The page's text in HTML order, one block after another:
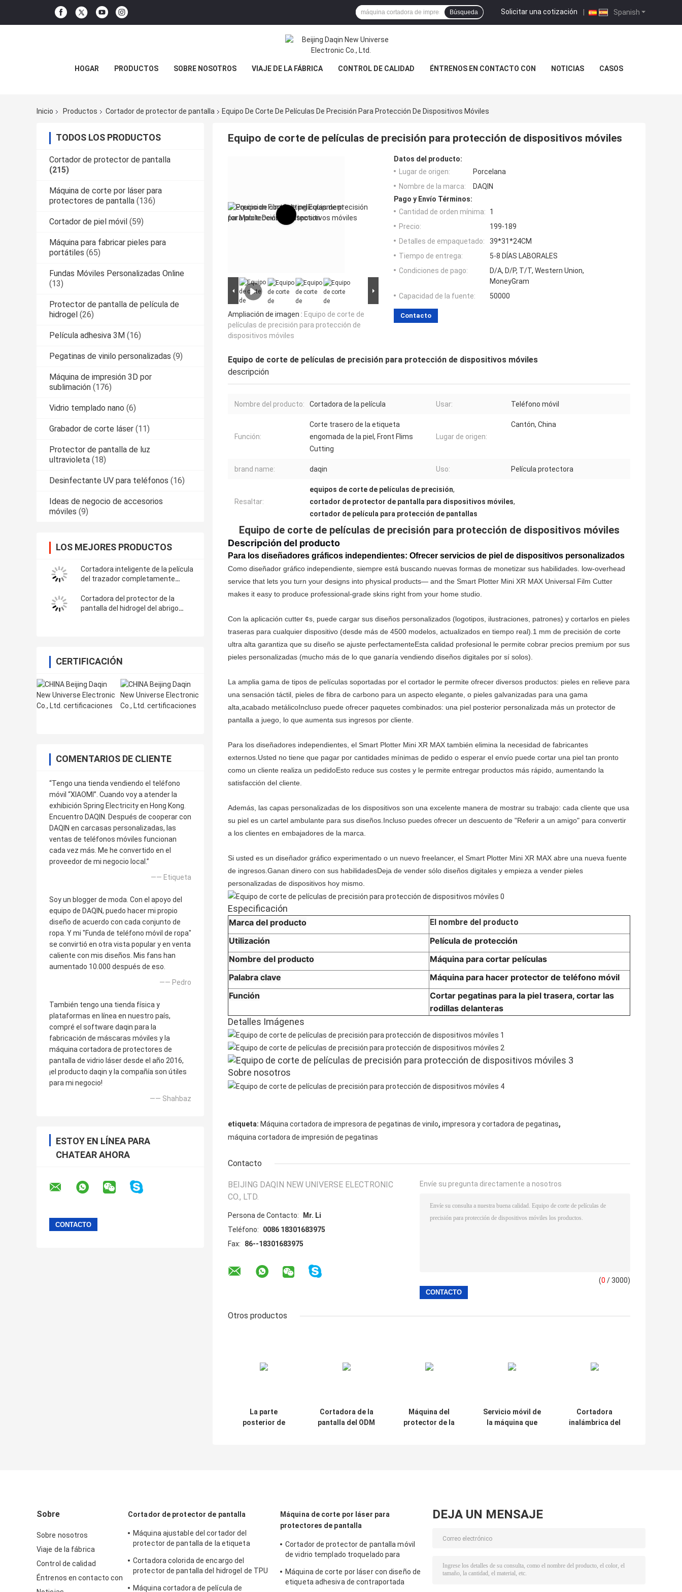
Spanish
Solicitar una cotización |
Búsqueda
HOGAR PRODUCTOS SOBRE NOSOTROS VIAJE DE LA FÁBRICA CONTROL DE CALIDAD ÉNTRENOS EN CONTACTO CON NOTICIAS CASOS
Inicio Productos Cortador de protector de pantalla Equipo De Corte De Películas De Precisión Para Protección De Dispositivos Móviles
TODOS LOS PRODUCTOS
Cortador de protector de pantalla
(215)
Máquina de corte por láser para
protectores de pantalla (136)
Cortador de piel móvil (59)
Máquina para fabricar pieles para
portátiles (65)
Fundas Móviles Personalizadas Online
(13)
Protector de pantalla de película de
hidrogel (26)
Película adhesiva 3M (16)
Pegatinas de vinilo personalizadas (9)
Máquina de impresión 3D por
sublimación (176)
Vidrio templado nano (6)
Grabador de corte láser (11)
Protector de pantalla de luz
ultravioleta (18)
Desinfectante UV para teléfonos (16)
Ideas de negocio de accesorios
móviles (9)
LOS MEJORES PRODUCTOS
Cortadora inteligente de la película
del trazador completamente
engomada del vinilo con Wifi
Bluetooth
Cortadora del protector de la
pantalla del hidrogel del abrigo
CERTIFICACIÓN
COMENTARIOS DE CLIENTE
“Tengo una tienda vendiendo el teléfono
móvil “XIAOMI”. Cuando voy a atender la
exhibición Spring Electricity en Hong Kong.
Encuentro DAQIN. Después de cooperar con
DAQIN en carcasas personalizadas, las
ventas de teléfonos móviles funcionan
cada vez más. Me he convertido en el
proveedor de mi negocio local.”
—— Etiqueta
Soy un blogger de moda. Con el apoyo del
equipo de DAQIN, puedo hacer mi propio
diseño de acuerdo con cada conjunto de
ropa. Y mi "Funda de teléfono móvil de ropa"
se convirtió en otra vista popular y en venta
caliente con mis diseños. Mis fans han
aumentado 10.000 después de eso.
—— Pedro
También tengo una tienda física y
plataformas en línea en nuestro país,
compré el software daqin para la
fabricación de máscaras móviles y la
máquina cortadora de protectores de
pantalla de vidrio láser desde el año 2016,
¡el producto daqin y la compañía son útiles
para mi negocio!
—— Shahbaz
ESTOY EN LÍNEA PARA
CHATEAR AHORA
Equipo de corte de películas de precisión para protección de dispositivos móviles
Ampliación de imagen : Equipo de corte de
películas de precisión para protección de
dispositivos móviles
Datos del producto:
Lugar de origen:
Porcelana
Nombre de la marca:
DAQIN
Pago y Envío Términos:
Cantidad de orden mínima:
1
Precio:
199-189
Detalles de empaquetado:
39*31*24CM
Tiempo de entrega:
5-8 DÍAS LABORALES
Condiciones de pago:
D/A, D/P, T/T, Western Union,
MoneyGram
Capacidad de la fuente:
50000
Contacto
Equipo de corte de películas de precisión para protección de dispositivos móviles
descripción
Nombre del producto: Cortadora de la película Usar: Teléfono móvil
Función:
Corte trasero de la etiqueta
engomada de la piel, Front Flims
Cutting
Lugar de origen:
Cantón, China
brand name: daqin Uso: Película protectora
Resaltar:
equipos de corte de películas de precisión,
cortador de protector de pantalla para dispositivos móviles,
cortador de película para protección de pantallas
Equipo de corte de películas de precisión para protección de dispositivos móviles
Descripción del producto
Para los diseñadores gráficos independientes: Ofrecer servicios de piel de dispositivos personalizados
Como diseñador gráfico independiente, siempre está buscando nuevas formas de monetizar sus habilidades. low-overhead
service that lets you turn your designs into physical products— and the Smart Plotter Mini XR MAX Universal Film Cutter
makes it easy to produce professional-grade skins right from your home studio.
Con la aplicación cutter ¢s, puede cargar sus diseños personalizados (logotipos, ilustraciones, patrones) y cortarlos en pieles
traseras para cualquier dispositivo (desde más de 4500 modelos, actualizados en tiempo real).1 mm de precisión de corte
ultra alta garantiza que su diseño se ajuste perfectamenteEsta calidad profesional le permite cobrar precios premium por sus
pieles personalizadas (mucho más de lo que ganaría vendiendo diseños digitales por sí solos).
La amplia gama de tipos de películas soportadas por el cortador le permite ofrecer diversos productos: pieles en relieve para
una sensación táctil, pieles de fibra de carbono para un aspecto elegante, o pieles galvanizadas para una gama
alta,acabado metálicoIncluso puede ofrecer paquetes combinados: una piel posterior personalizada más un protector de
pantalla a juego, lo que aumenta sus ingresos por cliente.
Para los diseñadores independientes, el Smart Plotter Mini XR MAX también elimina la necesidad de fabricantes
externos.Usted no tiene que pagar por cantidades mínimas de pedido o esperar el envío puede cortar una piel tan pronto
como un cliente realiza un pedidoEsto reduce sus costes y le permite entregar productos más rápido, aumentando la
satisfacción del cliente.
Además, las capas personalizadas de los dispositivos son una excelente manera de mostrar su trabajo: cada cliente que usa
su piel es un cartel ambulante para sus diseños.Incluso puedes ofrecer un descuento de "Referir a un amigo" para convertir
a los clientes en embajadores de la marca.
Si usted es un diseñador gráfico experimentado o un nuevo freelancer, el Smart Plotter Mini XR MAX abre una nueva fuente
de ingresos.Ganan dinero con sus habilidadesDeja de vender sólo diseños digitales y empieza a vender pieles
personalizadas de dispositivos hoy mismo.
Especificación
Marca del producto El nombre del producto
Utilización
Película de protección
Nombre del producto
Máquina para cortar películas
Palabra clave
Máquina para hacer protector de teléfono móvil
Función
Cortar pegatinas para la piel trasera, cortar las
rodillas delanteras
Detalles Imágenes
Sobre nosotros
etiqueta: Máquina cortadora de impresora de pegatinas de vinilo, impresora y cortadora de pegatinas,
máquina cortadora de impresión de pegatinas
Contacto
BEIJING DAQIN NEW UNIVERSE ELECTRONIC
CO., LTD.
Persona de Contacto:
Mr. Li
Teléfono:
0086 18301683975
Fax:
86--18301683975
Envíe su pregunta directamente a nosotros
(0 / 3000)
Otros productos
La parte
posterior de
Cortadora de la
pantalla del ODM
Máquina del
protector de la
Servicio móvil de
la máquina que
Cortadora
inalámbrica del
Sobre
Sobre nosotros
Viaje de la fábrica
Control de calidad
Éntrenos en contacto con
Cortador de protector de pantalla
Máquina ajustable del cortador del
protector de pantalla de la etiqueta
IPhone
Cortadora colorida de encargo del
protector de pantalla del hidrogel de TPU
Máquina cortadora de película de
Máquina de corte por láser para
protectores de pantalla
Cortador de protector de pantalla móvil
de vidrio templado troquelado para
Máquina de corte por láser con diseño de
etiqueta adhesiva de contraportada
DEJA UN MENSAJE